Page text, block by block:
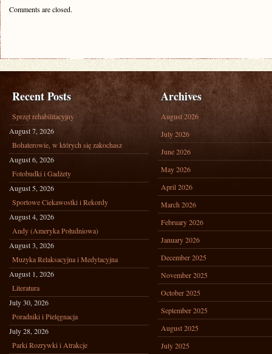
Comments are closed.
Recent Posts
Sprzęt rehabilitacyjny
August 7, 2026
Bohaterowie, w których się zakochasz
August 6, 2026
Fotobudki i Gadżety
August 5, 2026
Sportowe Ciekawostki i Rekordy
August 4, 2026
Andy (Ameryka Południowa)
August 3, 2026
Muzyka Relaksacyjna i Medytacyjna
August 1, 2026
Literatura
July 30, 2026
Poradniki i Pielęgnacja
July 28, 2026
Parki Rozrywki i Atrakcje
Archives
August 2026
July 2026
June 2026
May 2026
April 2026
March 2026
February 2026
January 2026
December 2025
November 2025
October 2025
September 2025
August 2025
July 2025